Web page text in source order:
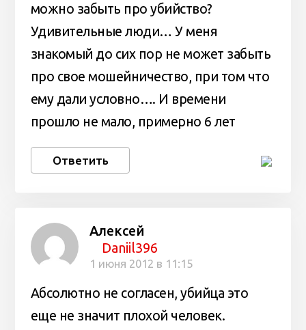
можно забыть про убийство?
Удивительные люди… У меня
знакомый до сих пор не может забыть
про свое мошейничество, при том что
ему дали условно…. И времени
прошло не мало, примерно 6 лет
Ответить
Алексей
Daniil396
1 июня 2012 в 11:15
Абсолютно не согласен, убийца это
еще не значит плохой человек.